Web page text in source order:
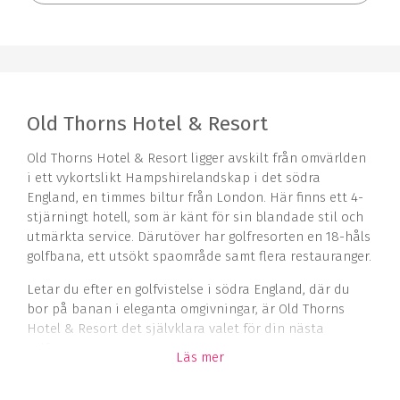
Old Thorns Hotel & Resort
Old Thorns Hotel & Resort ligger avskilt från omvärlden
i ett vykortslikt Hampshirelandskap i det södra
England, en timmes biltur från London. Här finns ett 4-
stjärningt hotell, som är känt för sin blandade stil och
utmärkta service. Därutöver har golfresorten en 18-håls
golfbana, ett utsökt spaområde samt flera restauranger.
Letar du efter en golfvistelse i södra England, där du
bor på banan i eleganta omgivningar, är Old Thorns
Hotel & Resort det självklara valet för din nästa
Läs mer